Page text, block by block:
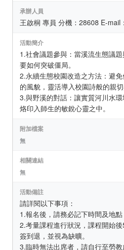
承辦人員
王啟桐 專員 分機：28608 E-mail
活動簡介
1.社會議題參與：當溪流生態議
要如何突破僵局。
2.永續生態校園改造之方法：避
的風貌，靈活導入校園詩般的親切
3.與野溪的對話：讓實質河川水
烙印入師生的敏銳心靈之中。
附加檔案
無
相關連結
無
活動備註
請詳閱以下事項：
1.報名後，請務必記下時間及地點
2.考量課程進行狀況，課程開始
簽到退，並視為缺曠。
3.臨時無法出席者，請自行至勞